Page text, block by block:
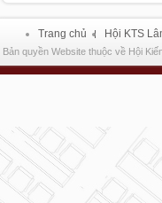
Trang chủ Hội KTS
Bản quyền Website thuộc về Hội